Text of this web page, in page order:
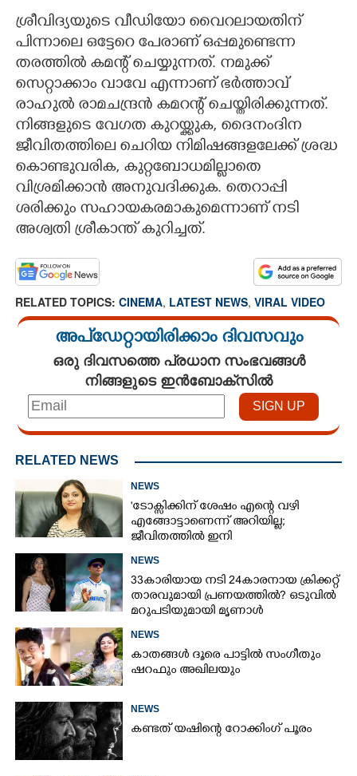
ശ്രീവിദ്യയുടെ വീഡിയോ വൈറലായതിന്
പിന്നാലെ ഒട്ടേറെ പേരാണ് ഒപ്പമുണ്ടെന്ന
തരത്തിൽ കമന്റ് ചെയ്യുന്നത്. നമുക്ക്
സെറ്റാക്കാം വാവേ എന്നാണ് ഭർത്താവ്
രാഹുൽ രാമചന്ദ്രൻ കമറന്റ് ചെയ്തിരിക്കുന്നത്.
നിങ്ങളുടെ വേഗത കുറയ്ക്കുക, ദൈനംദിന
ജീവിതത്തിലെ ചെറിയ നിമിഷങ്ങളലേക്ക് ശ്രദ്ധ
കൊണ്ടുവരിക, കുറ്റബോധമില്ലാതെ
വിശ്രമിക്കാൻ അനുവദിക്കുക. തെറാപ്പി
ശരിക്കും സഹായകരമാകുമെന്നാണ് നടി
അശ്വതി ശ്രീകാന്ത് കുറിച്ചത്.
RELATED TOPICS: CINEMA, LATEST NEWS, VIRAL VIDEO
അപ്ഡേറ്റായിരിക്കാം ദിവസവും
ഒരു ദിവസത്തെ പ്രധാന സംഭവങ്ങൾ
നിങ്ങളുടെ ഇൻബോക്സിൽ
RELATED NEWS
NEWS
'ടോക്സിക്കിന് ശേഷം എന്റെ വഴി
എങ്ങോട്ടാണെന്ന് അറിയില്ല;
ജീവിതത്തിൽ ഇനി
ഉള്ളിൽ ഉണ്ടായിരിക്കും'
NEWS
33കാരിയായ നടി 24കാരനായ ക്രിക്കറ്റ്
താരവുമായി പ്രണയത്തിൽ? ഒടുവിൽ
മറുപടിയുമായി മൃണാൾ
NEWS
കാതങ്ങൾ ദൂരെ പാട്ടിൽ സംഗീതും
ഷറഫും അഖിലയും
NEWS
കണ്ടത് യഷിന്റെ റോക്കിംഗ് പൂരം